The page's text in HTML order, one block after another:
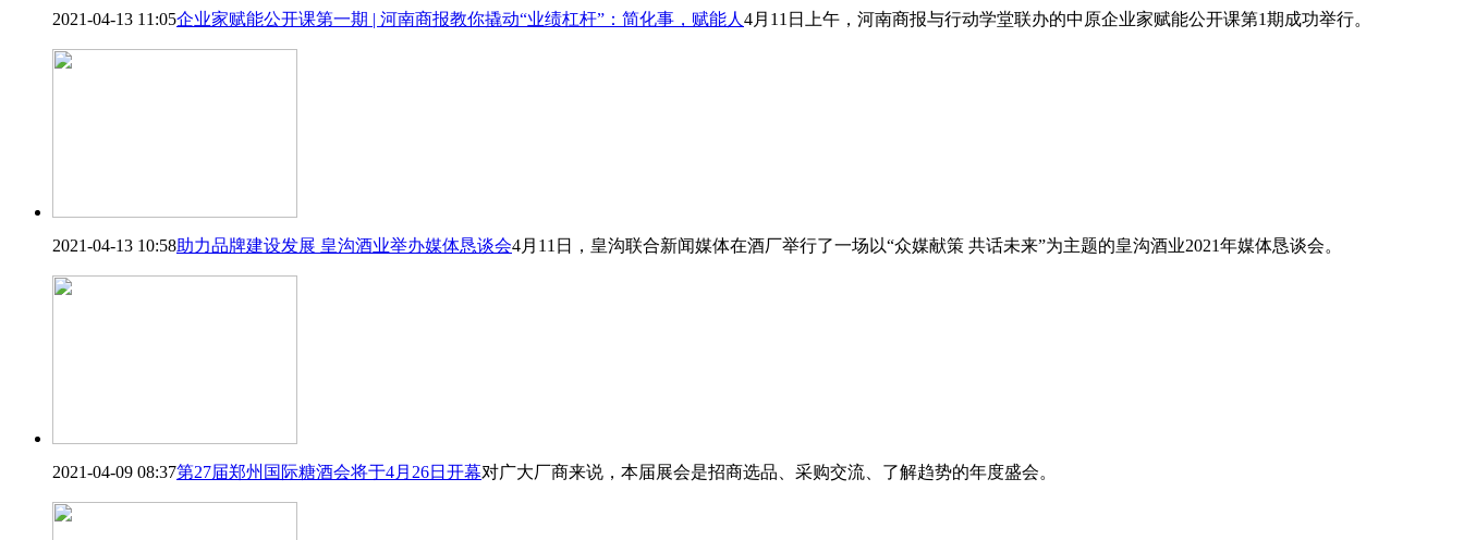
2021-04-13 11:05企业家赋能公开课第一期 | 河南商报教你撬动“业绩杠杆”：简化事，赋能人 4月11日上午，河南商报与行动学堂联办的中原企业家赋能公开课第1期成功举行。
2021-04-13 10:58助力品牌建设发展 皇沟酒业举办媒体恳谈会4月11日，皇沟联合新闻媒体在酒厂举行了一场以“众媒献策 共话未来”为主题的皇沟酒业2021年媒体恳谈会。
2021-04-09 08:37第27届郑州国际糖酒会将于4月26日开幕对广大厂商来说，本届展会是招商选品、采购交流、了解趋势的年度盛会。